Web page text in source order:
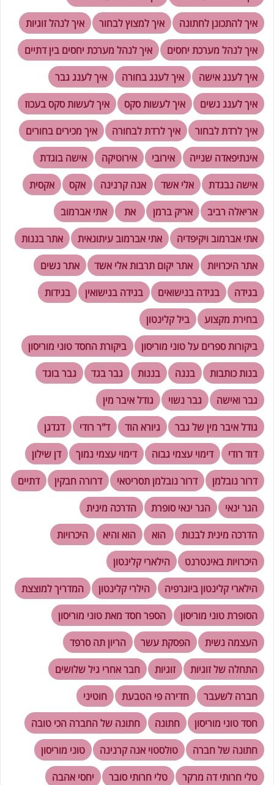
איך להתכונן לחתונה
איך למצוץ לבחור
איך לנהל זוגיות
איך לנהל מערכת יחסים
איך לנהל מערכת יחסים בין דתיים
איך לענג אישה
איך לענג בחורה
איך לענג גבר
איך לענג נשים
איך לעשות סקס
איך לעשות סקס בעכוז
איך לרדת לבחור
איך לרדת לבחורה
איך מכירים בחורים
אינתיפאדה שנייה
אירובי אירוטיקה
אישה בוגדת
אישה נבגדת
אלי אשד אנה קרנינה אקס
אקסית
אריאלה רביב
אריק ברמן את
אתי אברמוב
אתי אברמוב ויקיפדיה
אתי אברמוב עיתונאית
אתר בננות
אתר היכרויות
אתר יקום תרבות אלי אשד
אתר נשים
בגידה
בגידה בנישואים בגידה בנישואין
בגידות
בחירת מקצוע
ביל קלינטון
ביקורות ספרים על טוני מוריסון
ביקורת החסד טוני מוריסון
בנות כותבות
בננה בננות גבר בגד
גבר בוגד
גבר ואישה
גבר נשוי
גודל איבר מין
גודל איבר מין של גבר
גיורא הוד ד"ר רודי
דגדגן
דוד רודי
דימוי עצמי גבוה דימוי עצמי נמוך
דן שילון
דרור נובלמן
דרור נובלמן תסריטאי דרורה חבקין
דתיים
הגר ינאי
הגר ינאי סופרת
הדרכה מינית
הדרכה מינית לבנות
הוא הוא והיא
היכרויות
היכרויות באינטרנט
הילארי קלינטון
הילארי קלינטון ביוגרפיה
הילרי קלינטון
המדריך למוצצת
הסופרת טוני מוריסון
הספר חסד מאת טוני מוריסון
העצמה נשית
הפסקת עשר
הריון תה סרפד
התחלה של זוגיות
זוגיות
חבר אחרי גיל שלושים
חברה לשעבר
חדירה פי הטבעת
חוטיני
חסד טוני מוריסון
חתונה
חתונה של החברה הכי טובה
חתונה של חברה
טולסטוי אנה קרנינה
טוני מוריסון
טלי חרותי דה מרקר
טלי חרותי סובר
יחסי אהבה